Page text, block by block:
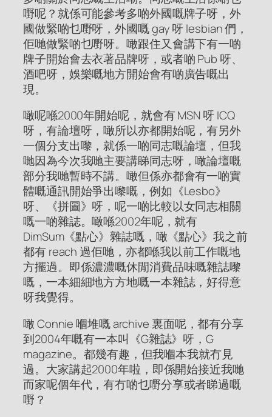
嘢呢？就係可能參考多啲外國嘅牌子呀，外
國做緊啲乜嘢呀，外國嘅 gay 呀 lesbian 們，
佢哋做緊啲乜嘢呀。噉跟住又會講下有一啲
牌子開始會去衣著品牌呀，或者啲 Pub 呀、
酒吧呀，娛樂嘅地方開始會有啲廣告嘅出
現。
噉呢喺2000年開始呢，就會有 MSN 呀 ICQ
呀，有論壇呀，噉所以亦都開始呢，有另外
一個分支出嚟，就係一啲同志嘅論壇，但我
哋因為今次我哋主要講睇同志呀，噉論壇嘅
部分我哋暫時不講。噉但係亦都會有一啲實
體嘅通訊開始爭出嚟嘅，例如《Lesbo》
呀、《拼圖》呀，呢一啲比較以女同志相關
嘅一啲雜誌。噉喺2002年呢，就有
DimSum《點心》雜誌嘅，噉《點心》我之前
都有 reach 過佢哋，亦都喺我以前工作嘅地
方擺過。即係濃濃嘅休閒消費品味嘅雜誌嚟
嘅，一本細細地方方地嘅一本雜誌，好得意
呀我覺得。
噉 Connie 嗰堆嘅 archive 裏面呢，都有分享
到2004年嘅有一本叫《G雜誌》呀，G
magazine。都幾有趣，但我嗰本我就冇見
過。大家講起2000年啦，即係開始接近我哋
而家呢個年代，有冇啲乜嘢分享或者睇過嘅
嘢？